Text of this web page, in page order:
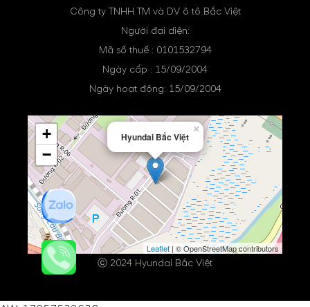
Công ty TNHH TM và DV ô tô Bắc Việt
Người đại diện:
Mã số thuế : 0101532794
Ngày cấp : 15/09/2004
Ngày hoạt động: 15/09/2004
Hyundai Bắc Việt
×
+
−
Leaflet | © OpenStreetMap contributors
ⓒ 2024 Hyundai Bắc Việt